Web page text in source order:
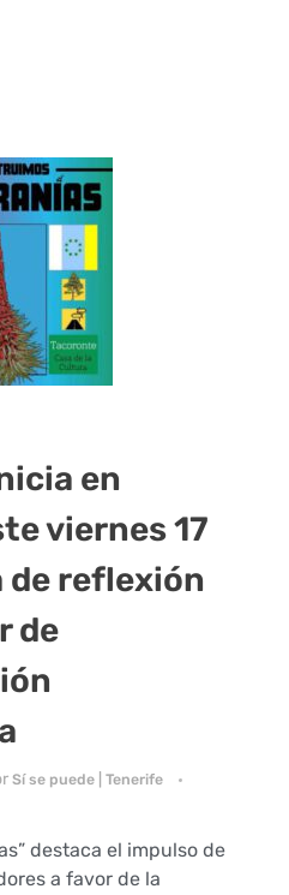
en
viernes 17
de reflexión
de
Sí se puede | Tenerife
destaca el impulso de
a favor de la